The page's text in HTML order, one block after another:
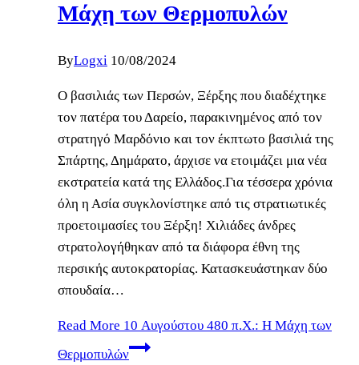
Μάχη των Θερμοπυλών
ByLogxi 10/08/2024
Ο βασιλιάς των Περσών, Ξέρξης που διαδέχτηκε
τον πατέρα του Δαρείο, παρακινημένος από τον
στρατηγό Μαρδόνιο και τον έκπτωτο βασιλιά της
Σπάρτης, Δημάρατο, άρχισε να ετοιμάζει μια νέα
εκστρατεία κατά της Ελλάδος.Για τέσσερα χρόνια
όλη η Ασία συγκλονίστηκε από τις στρατιωτικές
προετοιμασίες του Ξέρξη! Χιλιάδες άνδρες
στρατολογήθηκαν από τα διάφορα έθνη της
περσικής αυτοκρατορίας. Κατασκευάστηκαν δύο
σπουδαία…
Read More 10 Αυγούστου 480 π.Χ.: Η Μάχη των
Θερμοπυλών